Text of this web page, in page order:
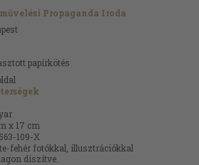
Propaganda Iroda
papírkötés
x 17 cm
109-X
fehér fotókkal, illusztrációkkal
díszítve.